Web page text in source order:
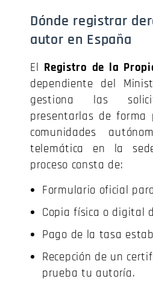
Dónde registrar
autor en España
El Registro de la
dependiente del
gestiona las
presentarlas de forma
comunidades
telemática en la
proceso consta de:
Formulario oficial
Copia física o digital
Pago de la tasa
Recepción de un
prueba tu autoría.